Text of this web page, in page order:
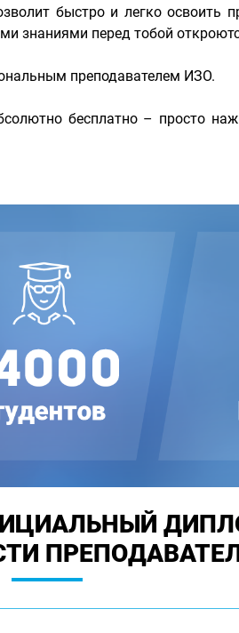
быстро и легко освоить
знаниями перед тобой
преподавателем ИЗО.
бесплатно – просто